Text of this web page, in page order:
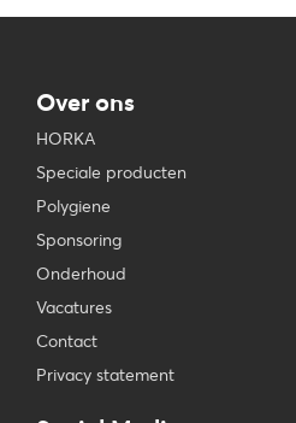
Over ons
HORKA
Speciale producten
Polygiene
Sponsoring
Onderhoud
Vacatures
Contact
Privacy statement